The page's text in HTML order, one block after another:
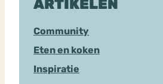
ARTIKELEN
Community
Eten en koken
Inspiratie